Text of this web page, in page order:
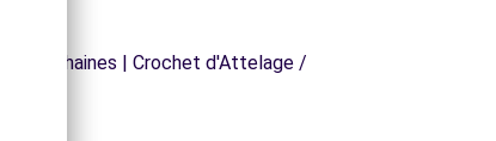
| Chaines | Crochet d'Attelage /